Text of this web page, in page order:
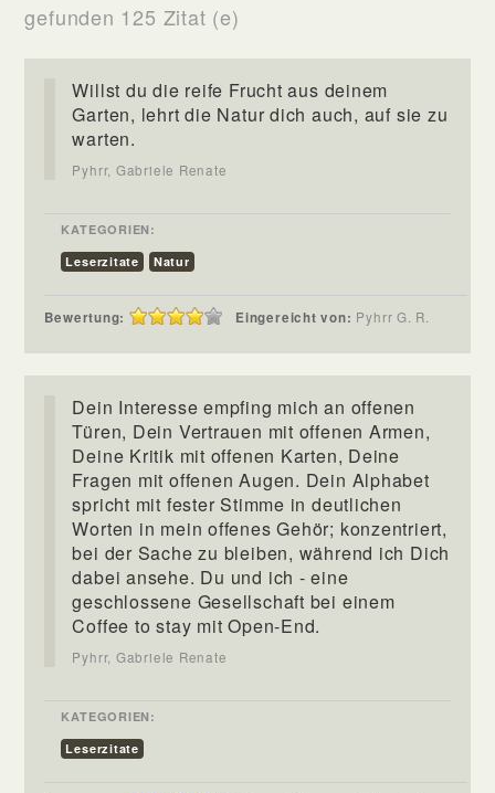
gefunden 125 Zitat (e)
Willst du die reife Frucht aus deinem
Garten, lehrt die Natur dich auch, auf sie zu
warten.
Pyhrr, Gabriele Renate
KATEGORIEN:
Leserzitate
Natur
Bewertung: Eingereicht von: Pyhrr G. R.
Dein Interesse empfing mich an offenen
Türen, Dein Vertrauen mit offenen Armen,
Deine Kritik mit offenen Karten, Deine
Fragen mit offenen Augen. Dein Alphabet
spricht mit fester Stimme in deutlichen
Worten in mein offenes Gehör; konzentriert,
bei der Sache zu bleiben, während ich Dich
dabei ansehe. Du und ich - eine
geschlossene Gesellschaft bei einem
Coffee to stay mit Open-End.
Pyhrr, Gabriele Renate
KATEGORIEN:
Leserzitate